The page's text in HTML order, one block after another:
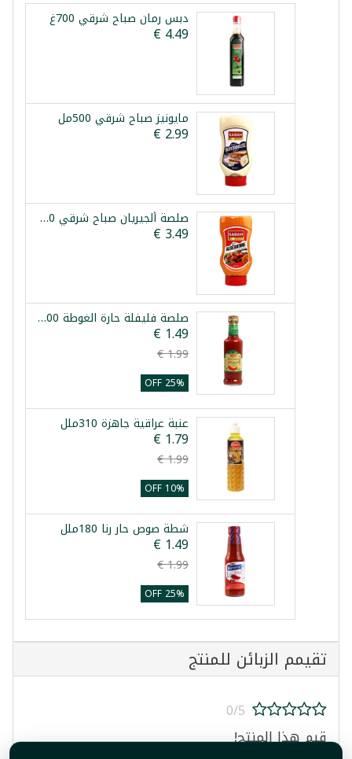
دبس رمان صباح شرقي 700غ
مايونيز صباح شرقي 500مل
صلصة ألجيريان صباح شرقي 500مل
صلصة فليفلة حارة الغوطة 200مل
25% OFF
عنبة عراقية جاهزة 310ملل
10% OFF
شطة صوص حار رنا 180ملل
25% OFF
تقيمم الزبائن للمنتج
0/5
قيم هذا المنتج!